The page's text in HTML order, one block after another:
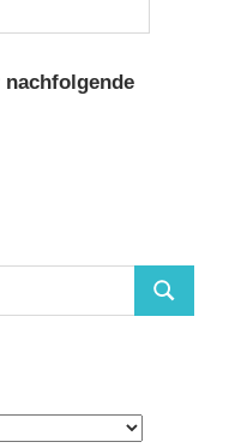
Suchen